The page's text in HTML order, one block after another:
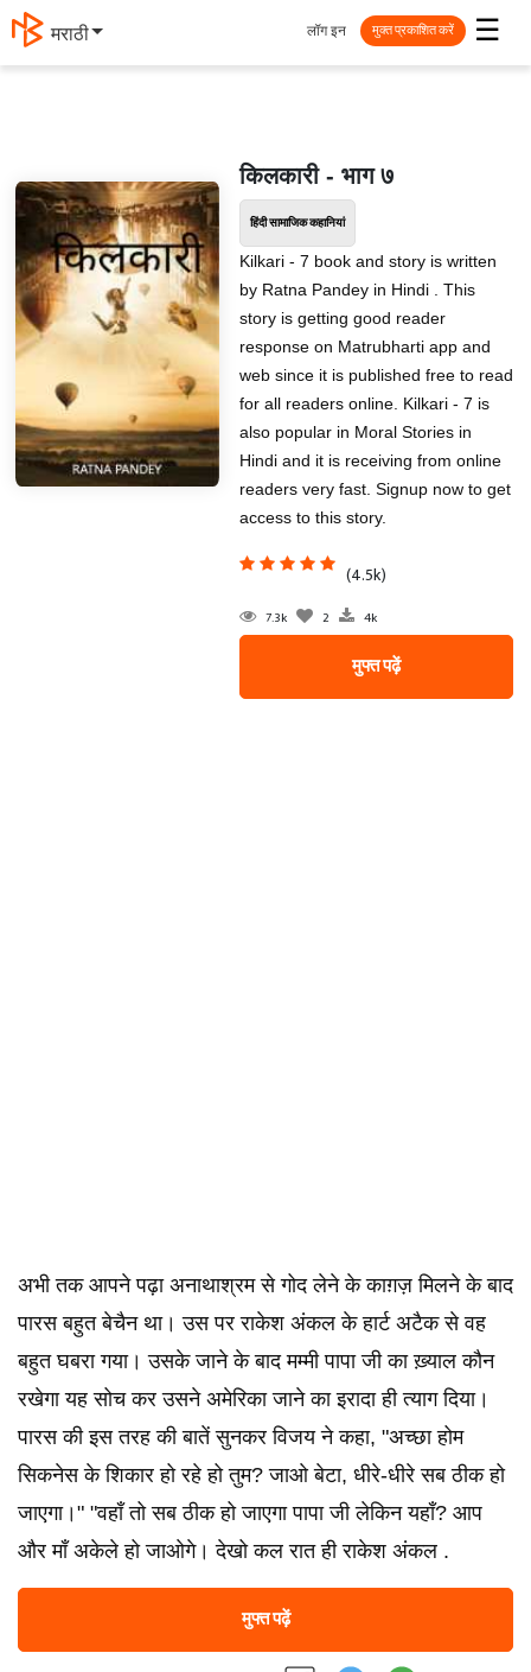
मराठी ☰
लॉग इन मुक्त प्रकाशित करें
किलकारी - भाग ७
हिंदी सामाजिक कहानियां
Kilkari - 7 book and story is written
by Ratna Pandey in Hindi . This
story is getting good reader
response on Matrubharti app and
web since it is published free to read
for all readers online. Kilkari - 7 is
also popular in Moral Stories in
Hindi and it is receiving from online
readers very fast. Signup now to get
access to this story.
(4.5k)
7.3k 2 4k
मुफ्त पढ़ें
अभी तक आपने पढ़ा अनाथाश्रम से गोद लेने के काग़ज़ मिलने के बाद
पारस बहुत बेचैन था। उस पर राकेश अंकल के हार्ट अटैक से वह
बहुत घबरा गया। उसके जाने के बाद मम्मी पापा जी का ख़्याल कौन
रखेगा यह सोच कर उसने अमेरिका जाने का इरादा ही त्याग दिया।
पारस की इस तरह की बातें सुनकर विजय ने कहा, "अच्छा होम
सिकनेस के शिकार हो रहे हो तुम? जाओ बेटा, धीरे-धीरे सब ठीक हो
जाएगा।" "वहाँ तो सब ठीक हो जाएगा पापा जी लेकिन यहाँ? आप
और माँ अकेले हो जाओगे। देखो कल रात ही राकेश अंकल .
मुफ्त पढ़ें